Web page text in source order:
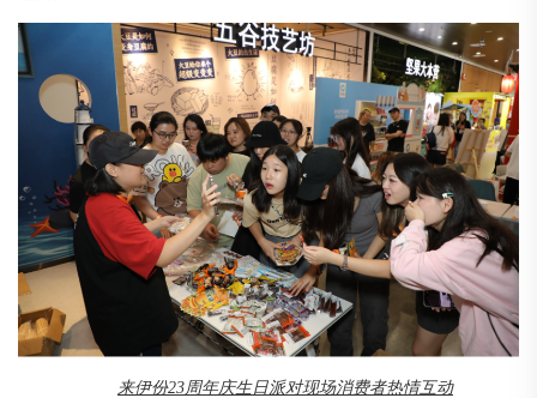
来伊份23周年庆生日派对现场消费者热情互动